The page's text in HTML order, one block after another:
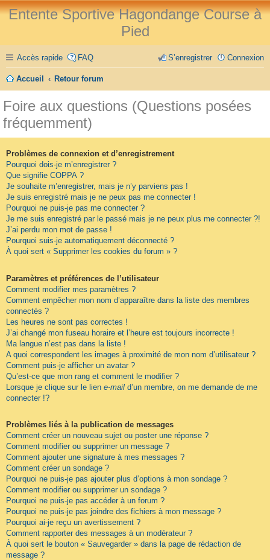
Entente Sportive Hagondange Course à
Pied
Accès rapide FAQ Connexion
S’enregistrer
Accueil Retour forum
Foire aux questions (Questions posées
fréquemment)
Problèmes de connexion et d’enregistrement
Pourquoi dois-je m’enregistrer ?
Que signifie COPPA ?
Je souhaite m’enregistrer, mais je n’y parviens pas !
Je suis enregistré mais je ne peux pas me connecter !
Pourquoi ne puis-je pas me connecter ?
Je me suis enregistré par le passé mais je ne peux plus me connecter ?!
J’ai perdu mon mot de passe !
Pourquoi suis-je automatiquement déconnecté ?
À quoi sert « Supprimer les cookies du forum » ?
Paramètres et préférences de l’utilisateur
Comment modifier mes paramètres ?
Comment empêcher mon nom d’apparaître dans la liste des membres
connectés ?
Les heures ne sont pas correctes !
J’ai changé mon fuseau horaire et l’heure est toujours incorrecte !
Ma langue n’est pas dans la liste !
A quoi correspondent les images à proximité de mon nom d’utilisateur ?
Comment puis-je afficher un avatar ?
Qu’est-ce que mon rang et comment le modifier ?
Lorsque je clique sur le lien e-mail d’un membre, on me demande de me
connecter !?
Problèmes liés à la publication de messages
Comment créer un nouveau sujet ou poster une réponse ?
Comment modifier ou supprimer un message ?
Comment ajouter une signature à mes messages ?
Comment créer un sondage ?
Pourquoi ne puis-je pas ajouter plus d’options à mon sondage ?
Comment modifier ou supprimer un sondage ?
Pourquoi ne puis-je pas accéder à un forum ?
Pourquoi ne puis-je pas joindre des fichiers à mon message ?
Pourquoi ai-je reçu un avertissement ?
Comment rapporter des messages à un modérateur ?
À quoi sert le bouton « Sauvegarder » dans la page de rédaction de
message ?